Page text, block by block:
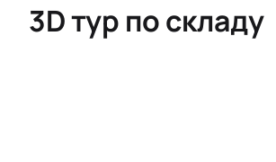
3D тур по складу